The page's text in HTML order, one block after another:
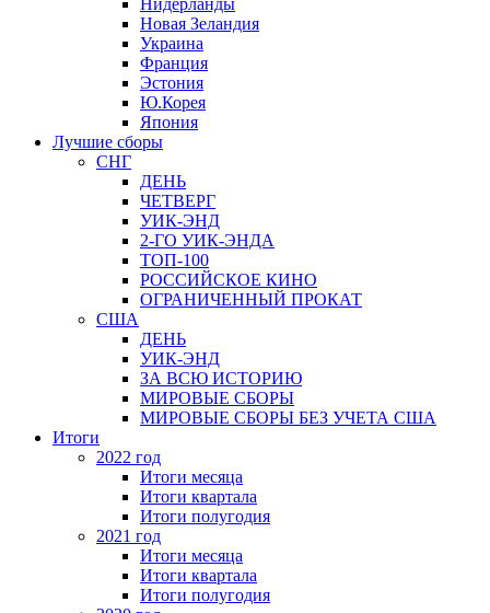
Новая Зеландия
Украина
Франция
Эстония
Ю.Корея
Япония
Лучшие сборы
СНГ
ДЕНЬ
ЧЕТВЕРГ
УИК-ЭНД
2-ГО УИК-ЭНДА
ТОП-100
РОССИЙСКОЕ КИНО
ОГРАНИЧЕННЫЙ ПРОКАТ
США
ДЕНЬ
УИК-ЭНД
ЗА ВСЮ ИСТОРИЮ
МИРОВЫЕ СБОРЫ
МИРОВЫЕ СБОРЫ БЕЗ УЧЕТА США
Итоги
2022 год
Итоги месяца
Итоги квартала
Итоги полугодия
2021 год
Итоги месяца
Итоги квартала
Итоги полугодия